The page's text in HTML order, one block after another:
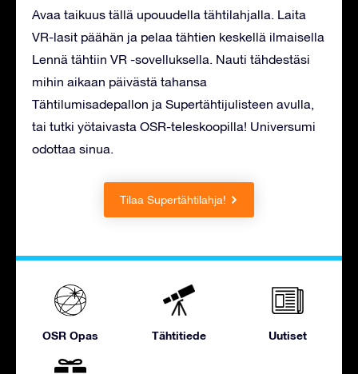
Avaa taikuus tällä upouudella tähtilahjalla. Laita
VR-lasit päähän ja pelaa tähtien keskellä ilmaisella
Lennä tähtiin VR -sovelluksella. Nauti tähdestäsi
mihin aikaan päivästä tahansa
Tähtilumisadepallon ja Supertähtijulisteen avulla,
tai tutki yötaivasta OSR-teleskoopilla! Universumi
odottaa sinua.
Tilaa Supertähtilahja!
OSR Opas Tähtitiede Uutiset